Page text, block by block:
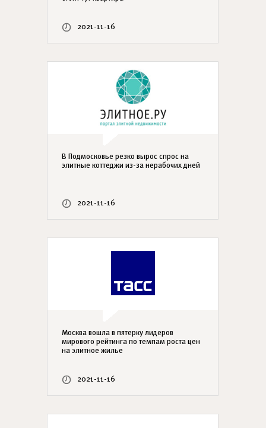
2021-11-16
В Подмосковье резко вырос спрос на
элитные коттеджи из-за нерабочих дней
2021-11-16
Москва вошла в пятерку лидеров
мирового рейтинга по темпам роста цен
на элитное жилье
2021-11-16